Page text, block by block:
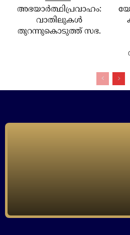
അഭയാര്‍ത്ഥിപ്രവാഹം:
വാതിലുകള്‍
തുറന്നുകൊടുത്ത് സഭ.